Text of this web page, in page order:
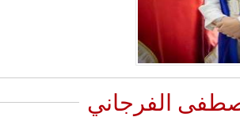
الفرجاني